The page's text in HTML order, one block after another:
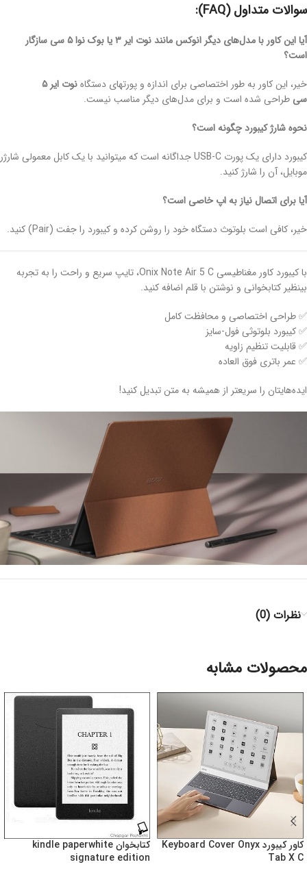
سوالات متداول (FAQ):
آیا این کاور با مدل‌های دیگر انوکس مانند نوت ایر ۳ یا بوک نوا ۵ سی سازگار
است؟
خیر، این کاور به طور اختصاصی برای اندازه و پورتهای دستگاه
نوت ایر ۵
سی طراحی شده است و برای مدل‌های دیگر مناسب نیست.
نحوه شارژ کیبورد چگونه است؟
کیبورد دارای یک پورت USB-C جداگانه است که میتوانید با یک کابل معمولی شارژر
موبایل، آن را شارژ کنید.
آیا برای اتصال نیاز به اپ خاصی است؟
خیر، کافی است بلوتوث دستگاه خود را روشن کرده و کیبورد را جفت (Pair) کنید.
با کیبورد کاور مغناطیسی Onix Note Air 5 C، تایپ سریع و راحت را به تجربه
بینظیر کتابخوانی و نوشتن با قلم اضافه کنید.
✅ طراحی اختصاصی و محافظت کامل
✅ کیبورد بلوتوثی فول-سایز
✅ قابلیت تنظیم زاویه
✅ عمر باتری فوق العاده
ایده‌هایتان را سریعتر از همیشه به متن تبدیل کنید!
نظرات (0)
محصولات مشابه
کاور کیبورد Keyboard Cover Onyx
Tab X C
کتابخوان kindle paperwhite
signature edition